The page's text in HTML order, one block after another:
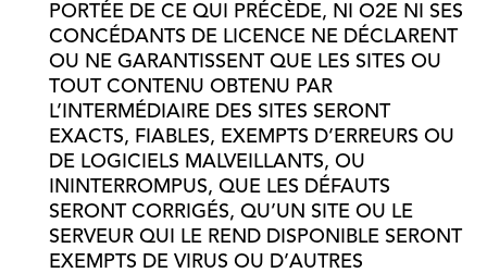
PORTÉE DE CE QUI PRÉCÈDE, NI O2E NI SES
CONCÉDANTS DE LICENCE NE DÉCLARENT
OU NE GARANTISSENT QUE LES SITES OU
TOUT CONTENU OBTENU PAR
L’INTERMÉDIAIRE DES SITES SERONT
EXACTS, FIABLES, EXEMPTS D’ERREURS OU
DE LOGICIELS MALVEILLANTS, OU
ININTERROMPUS, QUE LES DÉFAUTS
SERONT CORRIGÉS, QU’UN SITE OU LE
SERVEUR QUI LE REND DISPONIBLE SERONT
EXEMPTS DE VIRUS OU D’AUTRES